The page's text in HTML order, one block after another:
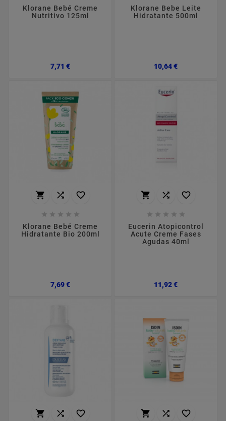
Klorane Bebé Creme
Nutritivo 125ml
7,71 €Preço
Klorane Bebe Leite
Hidratante 500ml
10,64 €Preço
  
    
Klorane Bebé Creme
Hidratante Bio 200ml
7,69 €Preço
  
    
Eucerin Atopicontrol
Acute Creme Fases
Agudas 40ml
11,92 €Preço
     